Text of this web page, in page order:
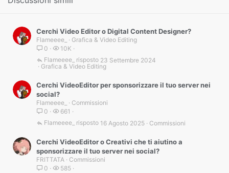
Cerchi Video Editor o Digital Content Designer?
Flameeee_
Grafica & Video Editing
0
10K
Grafica & Video Editing
23 Settembre 2024
Flameeee_
Cerchi VideoEditor per sponsorizzare il tuo server nei
social?
Flameeee_
Commissioni
0
661
Commissioni
16 Agosto 2025
Flameeee_
Cerchi VideoEditor o Creativi che ti aiutino a
sponsorizzare il tuo server nei social?
FRITTATA
Commissioni
0
585